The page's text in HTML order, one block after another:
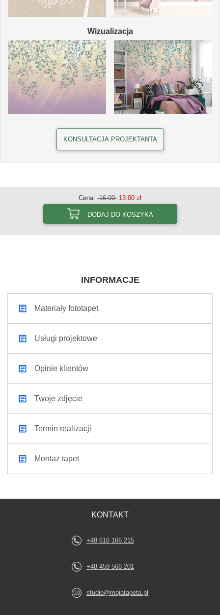
Wizualizacja
KONSULTACJA PROJEKTANTA
Cena: 16.00 13.00 zł
DODAJ DO KOSZYKA
INFORMACJE
Materiały fototapet
Usługi projektowe
Opinie klientów
Twoje zdjęcie
Termin realizacji
Montaż tapet
KONTAKT
+48 616 166 215
+48 459 568 201
studio@mojatapeta.pl